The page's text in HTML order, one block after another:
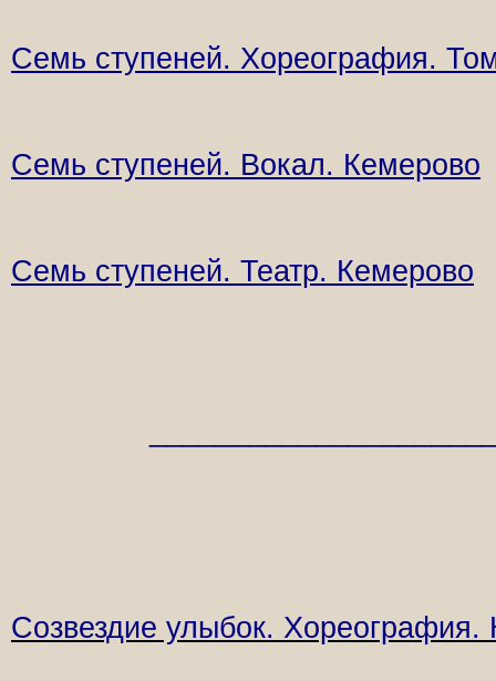
Семь ступеней. Хореография.
Семь ступеней. Вокал. Кемерово
Семь ступеней. Театр. Кемерово
Созвездие улыбок. Хореография.